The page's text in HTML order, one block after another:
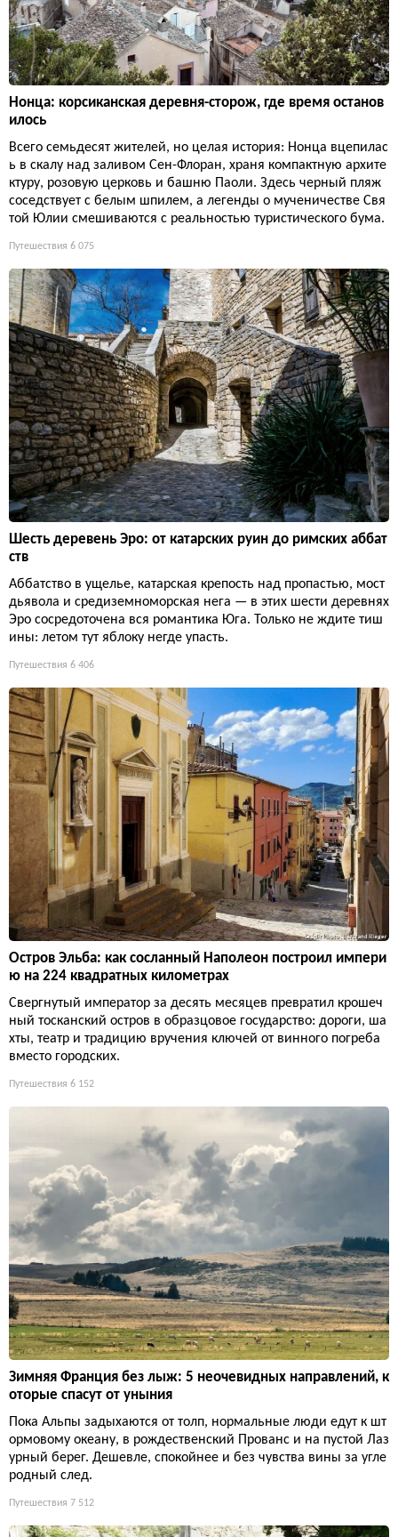
Нонца: корсиканская деревня-сторож, где время останов
илось
Всего семьдесят жителей, но целая история: Нонца вцепилас
ь в скалу над заливом Сен-Флоран, храня компактную архите
ктуру, розовую церковь и башню Паоли. Здесь черный пляж
соседствует с белым шпилем, а легенды о мученичестве Свя
той Юлии смешиваются с реальностью туристического бума.
Путешествия 6 075
Шесть деревень Эро: от катарских руин до римских аббат
ств
Аббатство в ущелье, катарская крепость над пропастью, мост
дьявола и средиземноморская нега — в этих шести деревнях
Эро сосредоточена вся романтика Юга. Только не ждите тиш
ины: летом тут яблоку негде упасть.
Путешествия 6 406
Остров Эльба: как сосланный Наполеон построил импери
ю на 224 квадратных километрах
Свергнутый император за десять месяцев превратил крошеч
ный тосканский остров в образцовое государство: дороги, ша
хты, театр и традицию вручения ключей от винного погреба
вместо городских.
Путешествия 6 152
Зимняя Франция без лыж: 5 неочевидных направлений, к
оторые спасут от уныния
Пока Альпы задыхаются от толп, нормальные люди едут к шт
ормовому океану, в рождественский Прованс и на пустой Лаз
урный берег. Дешевле, спокойнее и без чувства вины за угле
родный след.
Путешествия 7 512